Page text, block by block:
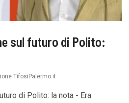
sul futuro di Polito:
TifosiPalermo.it
di Polito: la nota - Era